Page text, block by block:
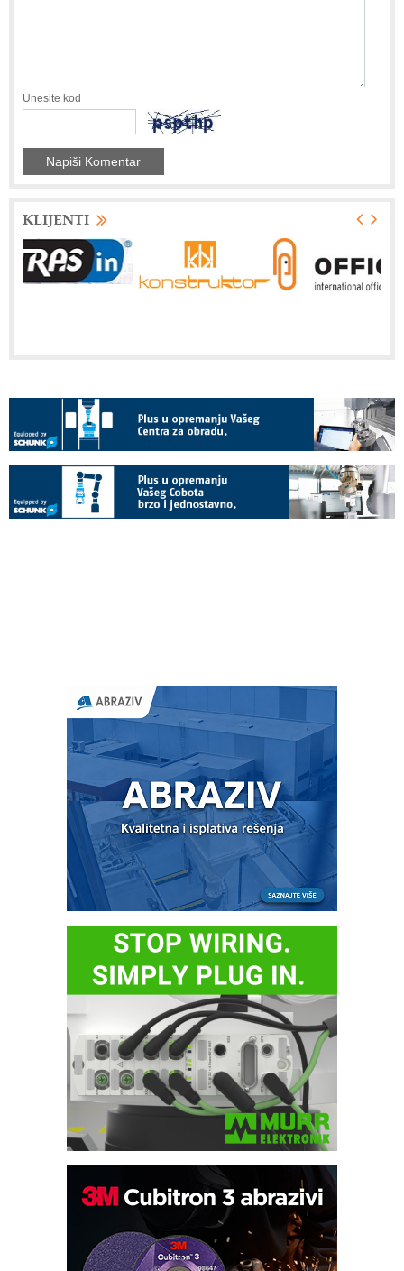
Unesite kod
KLIJENTI
Trajna oznaka kao dugoročna korist
Bezbednost na prvom mestu!
IB BLUMENAUER - više od 40 godina